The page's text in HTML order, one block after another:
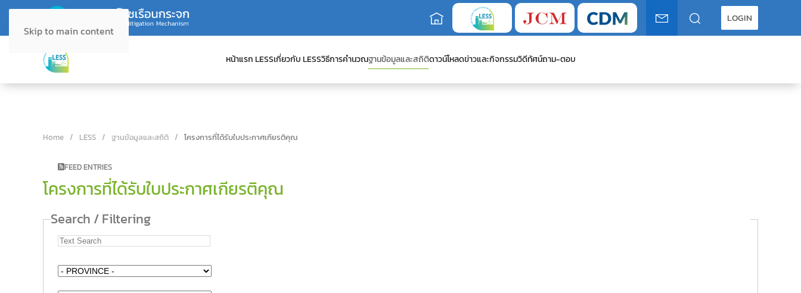
Skip to main content
LOGIN
หน้าแรก LESSเกี่ยวกับ LESSวิธีการคำนวณฐานข้อมูลและสถิติดาวน์โหลดข่าวและกิจกรรมวิดีทัศน์ถาม-ตอบ
Home LESS ฐานข้อมูลและสถิติ โครงการที่ได้รับใบประกาศเกียรติคุณ
FEED ENTRIES
โครงการที่ได้รับใบประกาศเกียรติคุณ
Search / Filtering